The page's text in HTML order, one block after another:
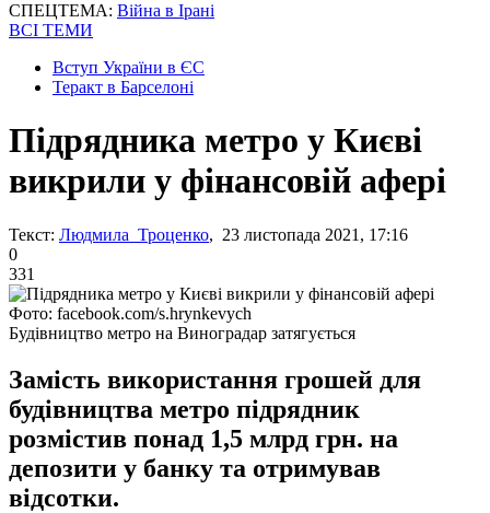
СПЕЦТЕМА: Війна в Ірані
ВСІ ТЕМИ
Вступ України в ЄС
Теракт в Барселоні
Підрядника метро у Києві
викрили у фінансовій афері
Текст: Людмила Троценко, 23 листопада 2021, 17:16
0
331
Фото: facebook.com/s.hrynkevych
Будівництво метро на Виноградар затягується
Замість використання грошей для
будівництва метро підрядник
розмістив понад 1,5 млрд грн. на
депозити у банку та отримував
відсотки.